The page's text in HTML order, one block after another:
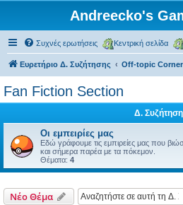
Andreecko's
Συχνές ερωτήσεις Κεντρική σελίδα
Ευρετήριο Δ. Συζήτησης Off-topic Corner
Fan Fiction Section
Δ. Συζήτηση
Οι εμπειρίες μας
Εδώ γράφουμε τις εμπιρείες μας που
και σήμερα παρέα με τα πόκεμον.
Θέματα: 4
Νέο Θέμα